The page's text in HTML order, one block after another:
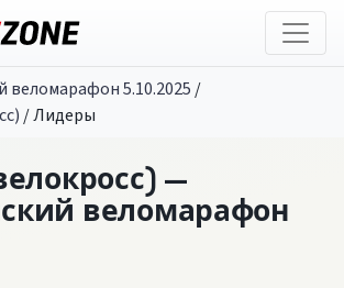
веломарафон 5.10.2025 /
/Лидеры
—
веломарафон